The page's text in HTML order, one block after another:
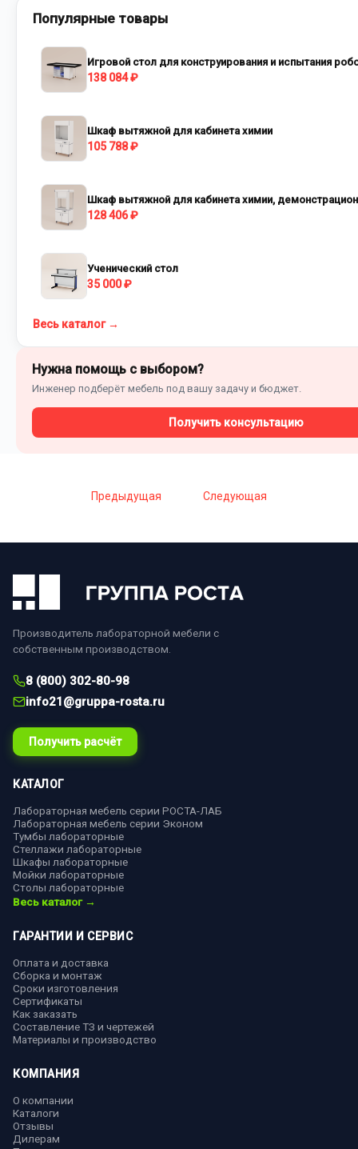
Популярные товары
Игровой стол для конструирования и испытания
138 084 ₽
Шкаф вытяжной для кабинета химии
105 788 ₽
Шкаф вытяжной для кабинета химии,
128 406 ₽
Ученический стол
35 000 ₽
Весь каталог →
Нужна помощь с выбором?
Инженер подберёт мебель под вашу задачу и бюджет.
Получить консультацию
Предыдущая Следующая
Производитель лабораторной мебели с
собственным производством.
8 (800) 302-80-98
info21@gruppa-rosta.ru
Получить расчёт
КАТАЛОГ
Лабораторная мебель серии РОСТА-ЛАБ
Лабораторная мебель серии Эконом
Тумбы лабораторные
Стеллажи лабораторные
Шкафы лабораторные
Мойки лабораторные
Столы лабораторные
Весь каталог →
ГАРАНТИИ И СЕРВИС
Оплата и доставка
Сборка и монтаж
Сроки изготовления
Сертификаты
Как заказать
Составление ТЗ и чертежей
Материалы и производство
КОМПАНИЯ
О компании
Каталоги
Отзывы
Дилерам